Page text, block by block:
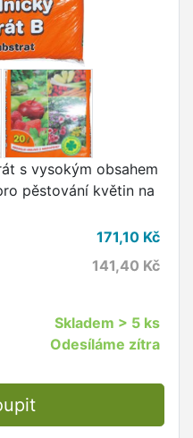
s vysokým obsahem
pěstování květin na
171,10 Kč
141,40 Kč
Skladem > 5 ks
Odesíláme zítra